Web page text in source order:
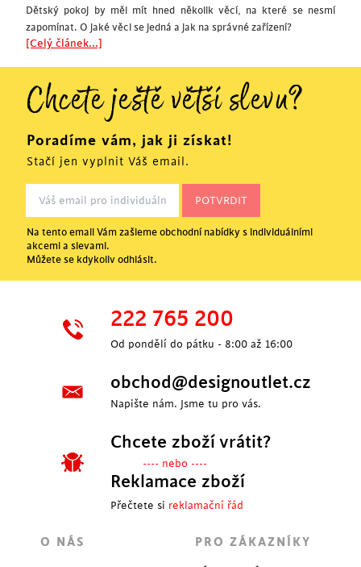
Dětský pokoj by měl mít hned několik věcí, na které se nesmí
zapomínat. O jaké věci se jedná a jak na správné zařízení?
[Celý článek...]
Chcete ještě větší slevu?
Poradíme vám, jak ji získat!
Stačí jen vyplnit Váš email.
Na tento email Vám zašleme obchodní nabídky s individuálními
akcemi a slevami.
Můžete se kdykoliv odhlásit.
222 765 200
Od pondělí do pátku - 8:00 až 16:00
obchod@designoutlet.cz
Napište nám. Jsme tu pro vás.
Chcete zboží vrátit?
---- nebo ----
Reklamace zboží
Přečtete si reklamační řád
O NÁS PRO ZÁKAZNÍKY